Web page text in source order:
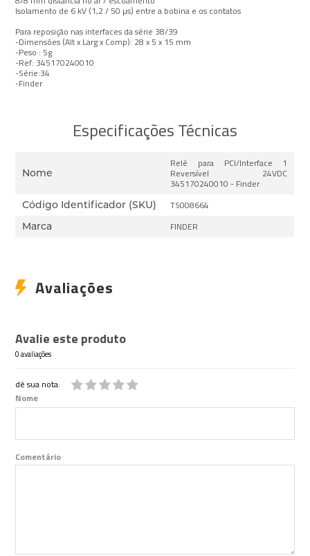
Isolamento de 6 kV (1,2 / 50 µs) entre a bobina e os contatos
Para reposição nas interfaces da série 38/39
-Dimensões (Alt x Larg x Comp): 28 x 5 x 15 mm
-Peso : 5g
-Ref: 345170240010
-Série:34
-Finder
Especificações Técnicas
Nome
Relé para PCI/Interface 1
Reversível 24VDC
345170240010 - Finder
Código Identificador (SKU) TS008664
Marca FINDER
Avaliações
Avalie este produto
0 avaliações
dê sua nota:
Nome
Comentário